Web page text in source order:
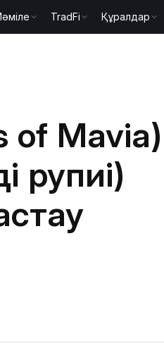
TradFi Құралдар
of Mavia)
рупиі)